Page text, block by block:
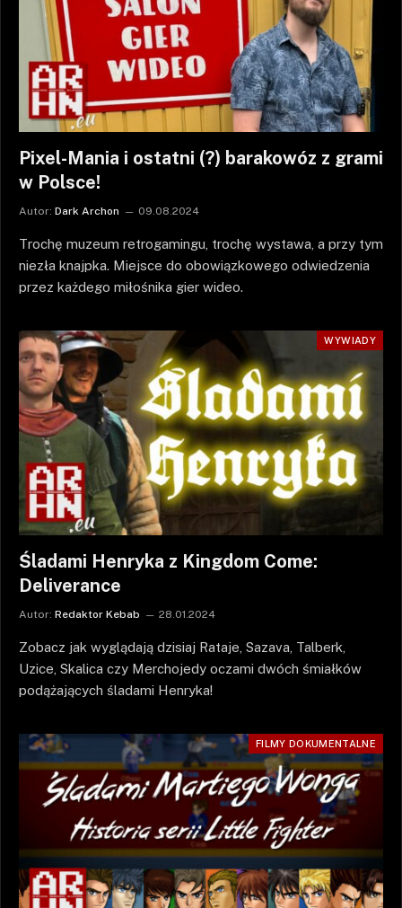
Pixel-Mania i ostatni (?) barakowóz z grami
w Polsce!
Autor: Dark Archon 09.08.2024
Trochę muzeum retrogamingu, trochę wystawa, a przy tym
niezła knajpka. Miejsce do obowiązkowego odwiedzenia
przez każdego miłośnika gier wideo.
WYWIADY
Śladami Henryka z Kingdom Come:
Deliverance
Autor: Redaktor Kebab 28.01.2024
Zobacz jak wyglądają dzisiaj Rataje, Sazava, Talberk,
Uzice, Skalica czy Merchojedy oczami dwóch śmiałków
podążających śladami Henryka!
FILMY DOKUMENTALNE